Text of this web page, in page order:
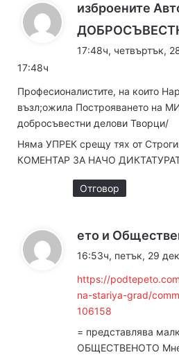
изброените
17:48ч, четвъртък,
17:48ч
Професионалистите, на които
възл;ожила Построяването на
добросъвестни делови Творци/
Няма УПРЕК срещу тях от
КОМЕНТАР ЗА НАЧО
Отговор
ето и
16:53ч, петък, 29
https://
na-stariya-grad/
106158
= представлява
ОБЩЕСТВЕНОТО